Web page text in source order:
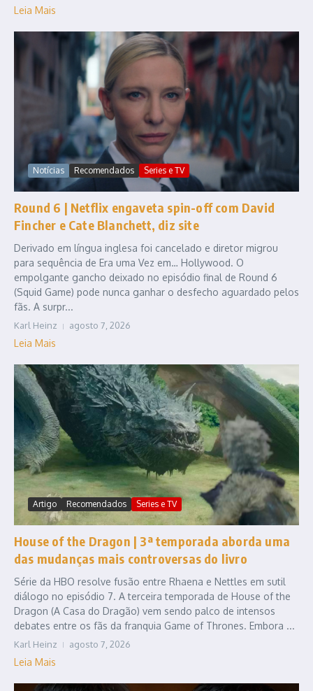
Leia Mais
Notícias Recomendados Series e TV
Round 6 | Netflix engaveta spin-off com David
Fincher e Cate Blanchett, diz site
Derivado em língua inglesa foi cancelado e diretor migrou
para sequência de Era uma Vez em… Hollywood. O
empolgante gancho deixado no episódio final de Round 6
(Squid Game) pode nunca ganhar o desfecho aguardado pelos
fãs. A surpr...
Karl Heinz agosto 7, 2026
Leia Mais
Artigo Recomendados Series e TV
House of the Dragon | 3ª temporada aborda uma
das mudanças mais controversas do livro
Série da HBO resolve fusão entre Rhaena e Nettles em sutil
diálogo no episódio 7. A terceira temporada de House of the
Dragon (A Casa do Dragão) vem sendo palco de intensos
debates entre os fãs da franquia Game of Thrones. Embora ...
Karl Heinz agosto 7, 2026
Leia Mais